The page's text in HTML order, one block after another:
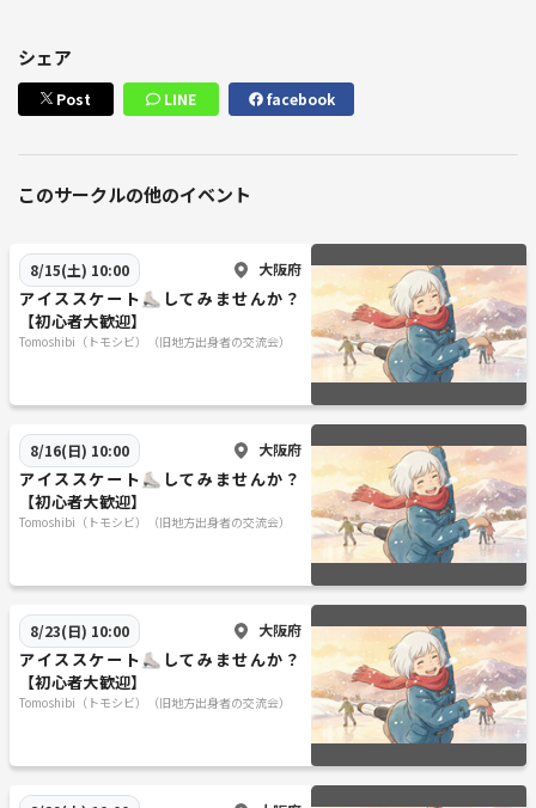
シェア
Post LINE facebook
このサークルの他のイベント
8/15(土) 10:00 大阪府
アイススケート⛸してみませんか？
【初心者大歓迎】
Tomoshibi（トモシビ）（旧地方出身者の交流会）
8/16(日) 10:00 大阪府
アイススケート⛸してみませんか？
【初心者大歓迎】
Tomoshibi（トモシビ）（旧地方出身者の交流会）
8/23(日) 10:00 大阪府
アイススケート⛸してみませんか？
【初心者大歓迎】
Tomoshibi（トモシビ）（旧地方出身者の交流会）